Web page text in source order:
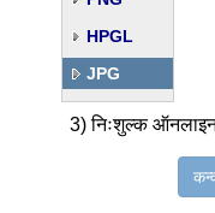
HPGL
JPG
3) निःशुल्क